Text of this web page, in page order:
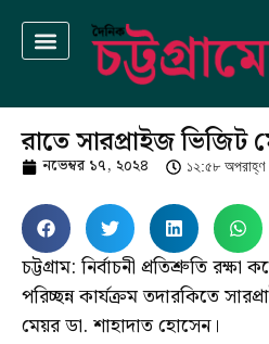
রাতে সারপ্রাইজ ভিজিট
নভেম্বর ১৭, ২০২৪ ১২:৫৮ অপরাহ্ণ
চট্টগ্রাম: নির্বাচনী প্রতিশ্রুতি
পরিচ্ছন্ন কার্যক্রম তদারকিতে
মেয়র ডা. শাহাদাত হোসেন।